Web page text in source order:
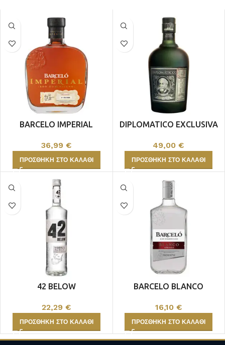
BARCELO IMPERIAL
36,99 €
ΠΡΟΣΘΉΚΗ ΣΤΟ ΚΑΛΆΘΙ
DIPLOMATICO EXCLUSIVA
49,00€
ΠΡΟΣΘΉΚΗ ΣΤΟ ΚΑΛΆΘΙ
42 BELOW
22,29 €
ΠΡΟΣΘΉΚΗ ΣΤΟ ΚΑΛΆΘΙ
BARCELO BLANCO
16,10 €
ΠΡΟΣΘΉΚΗ ΣΤΟ ΚΑΛΆΘΙ